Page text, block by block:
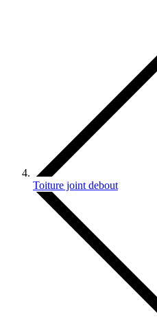
Toiture joint debout